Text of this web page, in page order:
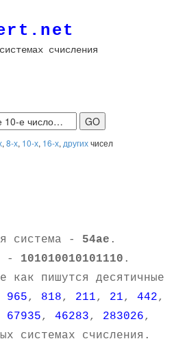
счисления
, 8-х, 10-х, 16-х, другихчисел
система - 54ae .
- 101010010101110 .
как пишутся десятичные
965, 818, 211, 21, 442,
67935, 46283, 283026,
системах счисления.